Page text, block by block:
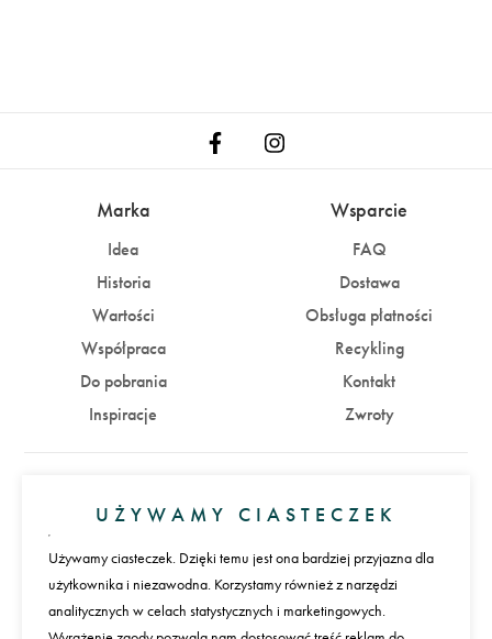
Marka
Idea
Historia
Wartości
Współpraca
Do pobrania
Inspiracje
Wsparcie
FAQ
Dostawa
Obsługa płatności
Recykling
Kontakt
Zwroty
Zaloguj się Załóż konto
Płatności
UŻYWAMY CIASTECZEK
Używamy ciasteczek. Dzięki temu jest ona bardziej przyjazna dla
użytkownika i niezawodna. Korzystamy również z narzędzi
analitycznych w celach statystycznych i marketingowych.